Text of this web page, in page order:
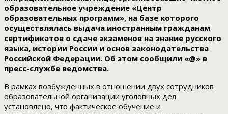
образовательное учреждение «Центр
образовательных программ», на базе которого
осуществлялась выдача иностранным гражданам
сертификатов о сдаче экзаменов на знание русского
языка, истории России и основ законодательства
Российской Федерации. Об этом сообщили «@» в
пресс-службе ведомства.
В рамках возбужденных в отношении двух сотрудников
образовательной организации уголовных дел
установлено, что фактическое обучение и